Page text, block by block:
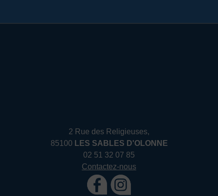
2 Rue des Religieuses,
85100 LES SABLES D'OLONNE
02 51 32 07 85
Contactez-nous